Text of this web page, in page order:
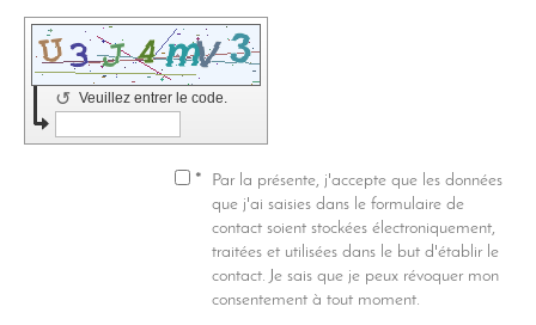
Veuillez entrer le code.
↺
*
Par la présente, j'accepte que les données
que j'ai saisies dans le formulaire de
contact soient stockées électroniquement,
traitées et utilisées dans le but d'établir le
contact. Je sais que je peux révoquer mon
consentement à tout moment.